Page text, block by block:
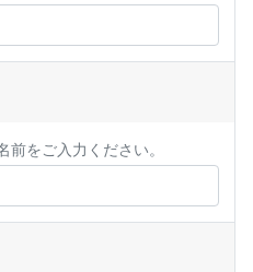
をご入力ください。